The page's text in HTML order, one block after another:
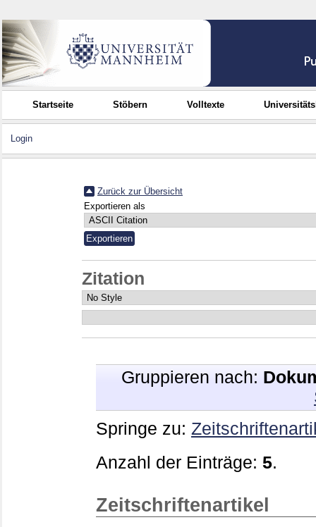
Startseite Stöbern Volltexte
Login
Zurück zur Übersicht
Exportieren als
Zitation
Gruppieren nach:
Springe zu:
Anzahl der Einträge: 5.
Zeitschriftenartikel